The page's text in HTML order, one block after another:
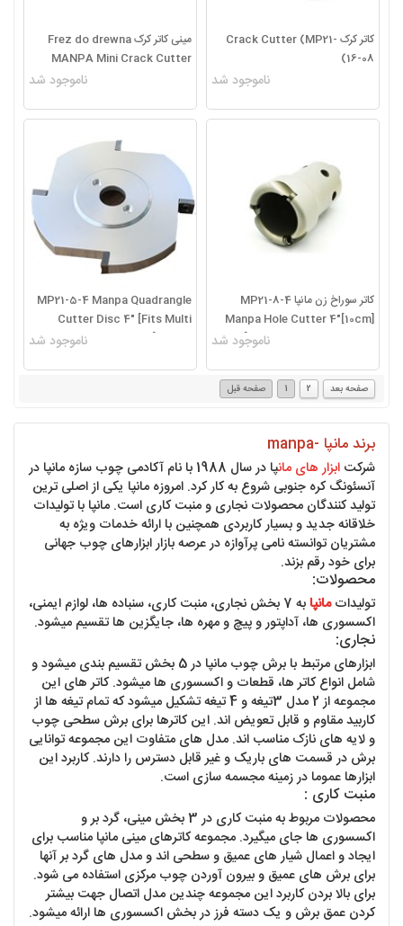
کاتر کرک Crack Cutter (MP21-
16-08)
ناموجود شد
مینی کاتر کرک Frez do drewna
MANPA Mini Crack Cutter
ناموجود شد
کاتر سوراخ زن مانپا MP21-8-4
Manpa Hole Cutter 4″[10cm]
[Requires Large 6″ Angleناموجود شد
MP21-5-4 Manpa Quadrangle
Cutter Disc 4″ [Fits Multi
ناموجود شد
صفحه قبل 1 2 صفحه بعد
برند مانپا -manpa
شرکت ابزار های مان
پا در سال 1988 با نام آکادمی چوب سازه مانپا در
آنسئونگ کره جنوبی شروع به کار کرد. امروزه مانپا یکی از اصلی ترین
تولید کنندگان محصولات نجاری و منبت کاری است. مانپا با تولیدات
خلاقانه جدید و بسیار کاربردی همچنین با ارائه خدمات ویژه به
مشتریان توانسته نامی پرآوازه در عرصه بازار ابزارهای چوب جهانی
برای خود رقم بزند.
محصولات:
تولیدات مانپا
به 7 بخش نجاری، منبت کاری، سنباده ها، لوازم ایمنی،
اکسسوری ها، آداپتور و پیچ و مهره ها، جایگزین ها تقسیم میشود.
نجاری:
ابزارهای مرتبط با برش چوب مانپا در 5 بخش تقسیم بندی میشود و
شامل انواع کاتر ها، قطعات و اکسسوری ها میشود. کاتر های این
مجموعه از 2 مدل 3تیغه و 4 تیغه تشکیل میشود که تمام تیغه ها از
کاربید مقاوم و قابل تعویض اند. این کاترها برای برش سطحی چوب
و لایه های نازک مناسب اند. مدل های متفاوت این مجموعه توانایی
برش در قسمت های باریک و غیر قابل دسترس را دارند. کاربرد این
ابزارها عموما در زمینه مجسمه سازی است.
منبت کاری :
محصولات مربوط به منبت کاری در 3 بخش مینی، گرد بر و
اکسسوری ها جای میگیرد. مجموعه کاترهای مینی مانپا مناسب برای
ایجاد و اعمال شیار های عمیق و سطحی اند و مدل های گرد بر آنها
برای برش های عمیق و بیرون آوردن چوب مرکزی استفاده می شود.
برای بالا بردن کاربرد این مجموعه چندین مدل اتصال جهت بیشتر
کردن عمق برش و یک دسته فرز در بخش اکسسوری ها ارائه میشود.